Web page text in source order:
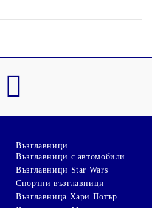
Възглавници
Възглавници с автомобили
Възглавници Star Wars
Спортни възглавници
Възглавница Хари Потър